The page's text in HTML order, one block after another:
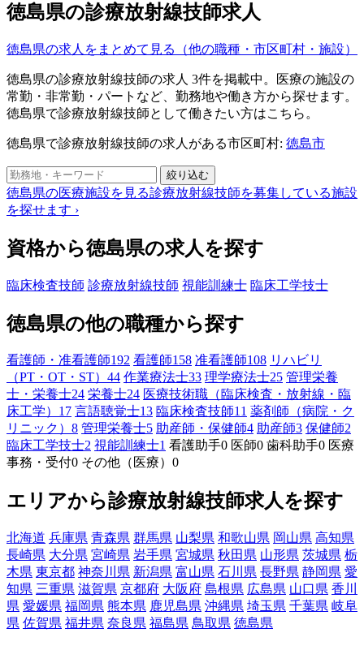
徳島県の診療放射線技師求人
徳島県の求人をまとめて見る（他の職種・市区町村・施設）
徳島県の診療放射線技師の求人 3件を掲載中。医療の施設の
常勤・非常勤・パートなど、勤務地や働き方から探せます。
徳島県で診療放射線技師として働きたい方はこちら。
徳島県で診療放射線技師の求人がある市区町村: 徳島市
絞り込む
徳島県の医療施設を見る診療放射線技師を募集している施設
を探せます ›
資格から徳島県の求人を探す
臨床検査技師 診療放射線技師 視能訓練士 臨床工学技士
徳島県の他の職種から探す
看護師・准看護師192 看護師158 准看護師108 リハビリ
（PT・OT・ST） 44 作業療法士33 理学療法士25 管理栄養
士・栄養士24 栄養士24 医療技術職（臨床検査・放射線・臨
床工学） 17 言語聴覚士13 臨床検査技師11 薬剤師（病院・ク
リニック） 8 管理栄養士5 助産師・保健師4 助産師3 保健師2
臨床工学技士2 視能訓練士1 看護助手0 医師0 歯科助手0 医療
事務・受付0 その他（医療） 0
エリアから診療放射線技師求人を探す
北海道 兵庫県 青森県 群馬県 山梨県 和歌山県 岡山県 高知県
長崎県 大分県 宮崎県 岩手県 宮城県 秋田県 山形県 茨城県 栃
木県 東京都 神奈川県 新潟県 富山県 石川県 長野県 静岡県 愛
知県 三重県 滋賀県 京都府 大阪府 島根県 広島県 山口県 香川
県 愛媛県 福岡県 熊本県 鹿児島県 沖縄県 埼玉県 千葉県 岐阜
県 佐賀県 福井県 奈良県 福島県 鳥取県 徳島県